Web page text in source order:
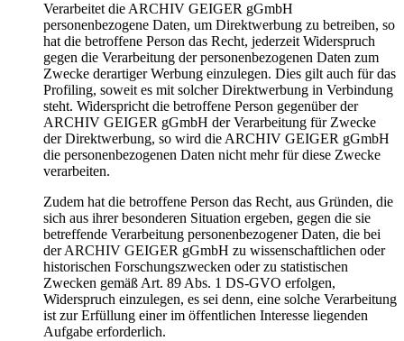
Verarbeitet die ARCHIV GEIGER gGmbH
personenbezogene Daten, um Direktwerbung zu betreiben, so
hat die betroffene Person das Recht, jederzeit Widerspruch
gegen die Verarbeitung der personenbezogenen Daten zum
Zwecke derartiger Werbung einzulegen. Dies gilt auch für das
Profiling, soweit es mit solcher Direktwerbung in Verbindung
steht. Widerspricht die betroffene Person gegenüber der
ARCHIV GEIGER gGmbH der Verarbeitung für Zwecke
der Direktwerbung, so wird die ARCHIV GEIGER gGmbH
die personenbezogenen Daten nicht mehr für diese Zwecke
verarbeiten.
Zudem hat die betroffene Person das Recht, aus Gründen, die
sich aus ihrer besonderen Situation ergeben, gegen die sie
betreffende Verarbeitung personenbezogener Daten, die bei
der ARCHIV GEIGER gGmbH zu wissenschaftlichen oder
historischen Forschungszwecken oder zu statistischen
Zwecken gemäß Art. 89 Abs. 1 DS-GVO erfolgen,
Widerspruch einzulegen, es sei denn, eine solche Verarbeitung
ist zur Erfüllung einer im öffentlichen Interesse liegenden
Aufgabe erforderlich.